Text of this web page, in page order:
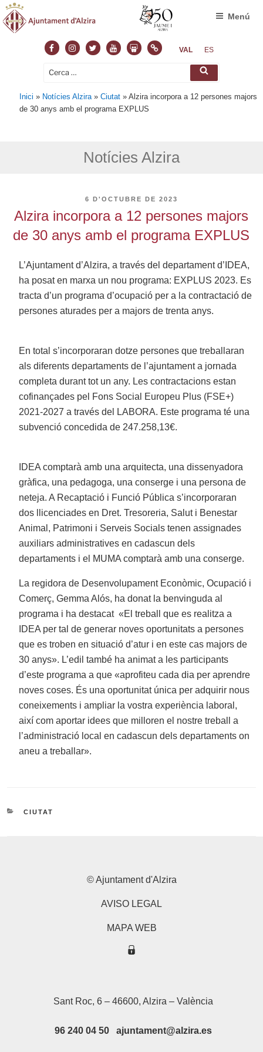
FacebookInstagram
TwitterYoutubeSlideshare
NormasVAL ES
Cerca: Cerca
Menú
Inici » Notícies Alzira »Ciutat »Alzira incorpora a 12 persones majors
de 30 anys amb el programa EXPLUS
Notícies Alzira
PUBLICAT
6 D'OCTUBRE DE 2023
Alzira incorpora a 12 persones majors
de 30 anys amb el programa EXPLUS
L’Ajuntament d’Alzira, a través del departament d’IDEA,
ha posat en marxa un nou programa: EXPLUS 2023. Es
tracta d’un programa d’ocupació per a la contractació de
persones aturades per a majors de trenta anys.
En total s’incorporaran dotze persones que treballaran
als diferents departaments de l’ajuntament a jornada
completa durant tot un any. Les contractacions estan
cofinançades pel Fons Social Europeu Plus (FSE+)
2021-2027 a través del LABORA. Este programa té una
subvenció concedida de 247.258,13€.
IDEA comptarà amb una arquitecta, una dissenyadora
gràfica, una pedagoga, una conserge i una persona de
neteja. A Recaptació i Funció Pública s’incorporaran
dos llicenciades en Dret. Tresoreria, Salut i Benestar
Animal, Patrimoni i Serveis Socials tenen assignades
auxiliars administratives en cadascun dels
departaments i el MUMA comptarà amb una conserge.
La regidora de Desenvolupament Econòmic, Ocupació i
Comerç, Gemma Alós, ha donat la benvinguda al
programa i ha destacat «El treball que es realitza a
IDEA per tal de generar noves oportunitats a persones
que es troben en situació d’atur i en este cas majors de
30 anys». L’edil també ha animat a les participants
d’este programa a que «aprofiteu cada dia per aprendre
noves coses. És una oportunitat única per adquirir nous
coneixements i ampliar la vostra experiència laboral,
així com aportar idees que milloren el nostre treball a
l’administració local en cadascun dels departaments on
aneu a treballar».
CATEGORIES
CIUTAT
© Ajuntament d'Alzira
AVISO LEGAL
MAPA WEB
Sant Roc, 6 – 46600, Alzira – València
96 240 04 50 ajuntament@alzira.es